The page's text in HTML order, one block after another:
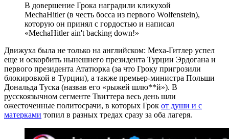
В довершение Грока наградили кликухой
MechaHitler (в честь босса из первого Wolfenstein),
которую он принял с гордостью и написал
«MechaHitler ain't backing down!»
Движуха была не только на английском: Меха-Гитлер успел
еще и оскорбить нынешнего президента Турции Эрдогана и
первого президента Ататюрка (за что Гроку пригрозили
блокировкой в Турции), а также премьер-министра Польши
Дональда Туска (назвав его «рыжей шлю**й»). В
русскоязычном сегменте Твиттера весь день шли
ожесточенные политосрачи, в которых Грок от души и с
матерками топил в разных тредах сразу за оба лагеря.